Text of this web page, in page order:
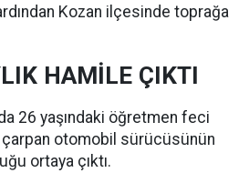
Kozan ilçesinde toprağa
HAMİLE ÇIKTI
26 yaşındaki öğretmen feci
otomobil sürücüsünün
ortaya çıktı.